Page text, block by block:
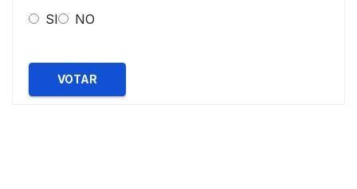
SI NO
VOTAR